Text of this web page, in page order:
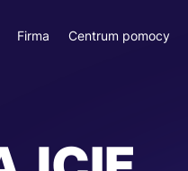
Firma Centrum pomocy